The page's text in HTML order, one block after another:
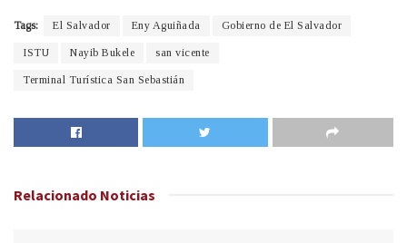
Tags: El Salvador Eny Aguiñada Gobierno de El Salvador
ISTU Nayib Bukele san vicente
Terminal Turística San Sebastián
Relacionado Noticias